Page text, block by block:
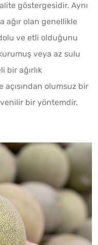
göstergesidir. Aynı
ağır olan genellikle
ve etli olduğunu
veya az sulu
bir ağırlık
açısından olumsuz bir
bir yöntemdir.